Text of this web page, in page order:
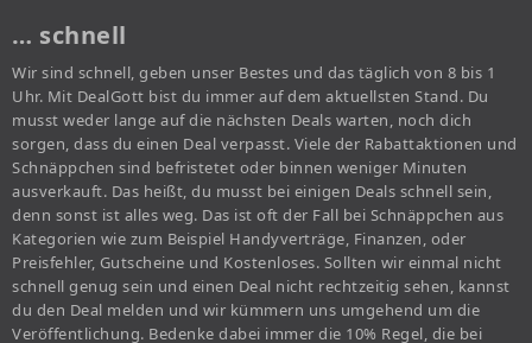
… schnell
Wir sind schnell, geben unser Bestes und das täglich von 8 bis 1
Uhr. Mit DealGott bist du immer auf dem aktuellsten Stand. Du
musst weder lange auf die nächsten Deals warten, noch dich
sorgen, dass du einen Deal verpasst. Viele der Rabattaktionen und
Schnäppchen sind befristetet oder binnen weniger Minuten
ausverkauft. Das heißt, du musst bei einigen Deals schnell sein,
denn sonst ist alles weg. Das ist oft der Fall bei Schnäppchen aus
Kategorien wie zum Beispiel Handyverträge, Finanzen, oder
Preisfehler, Gutscheine und Kostenloses. Sollten wir einmal nicht
schnell genug sein und einen Deal nicht rechtzeitig sehen, kannst
du den Deal melden und wir kümmern uns umgehend um die
Veröffentlichung. Bedenke dabei immer die 10% Regel, die bei